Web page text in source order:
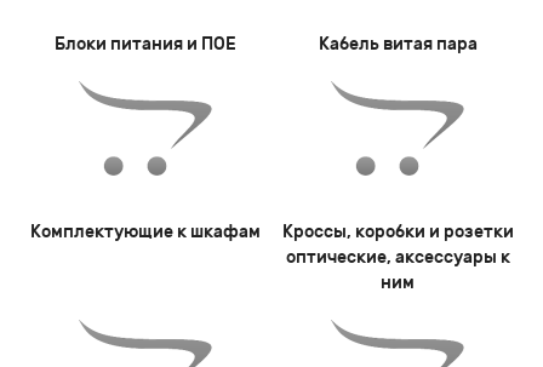
Блоки питания и ПОЕ Кабель витая пара
Комплектующие к шкафам
Кроссы, коробки и розетки
оптические, аксессуары к
ним